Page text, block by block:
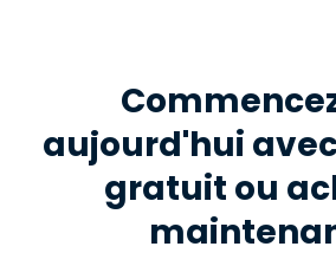
aujourd'hui
gratuit ou